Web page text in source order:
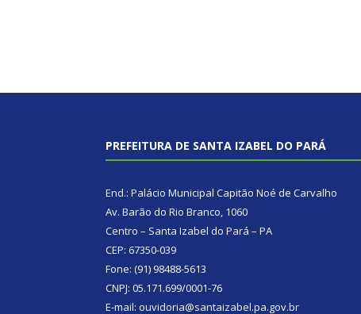
PREFEITURA DE SANTA IZABEL DO PARÁ
End.: Palácio Municipal Capitão Noé de Carvalho
Av. Barão do Rio Branco, 1060
Centro – Santa Izabel do Pará – PA
CEP: 67350-039
Fone: (91) 98488-5613
CNPJ: 05.171.699/0001-76
E-mail: ouvidoria@santaizabel.pa.gov.br